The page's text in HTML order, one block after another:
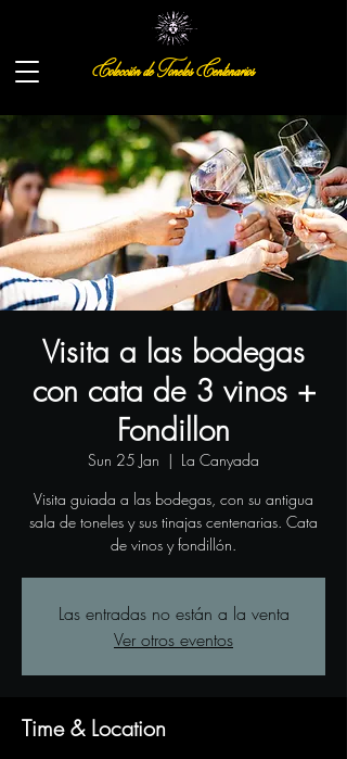
Colección de Toneles Centenarios
Visita a las bodegas
con cata de 3 vinos +
Fondillon
Sun 25 Jan
  |
La Canyada
Visita guiada a las bodegas, con su antigua
sala de toneles y sus tinajas centenarias. Cata
de vinos y fondillón.
Las entradas no están a la venta
Ver otros eventos
Time & Location